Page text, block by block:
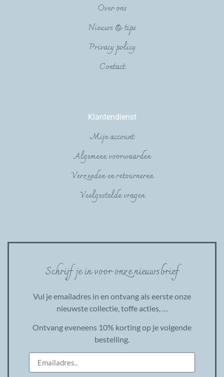
Over ons
Nieuws & tips
Privacy policy
Contact
Klantendienst
Mijn account
Algemene voorwaarden
Verzenden en retourneren
Veelgestelde vragen
Schrijf je in voor onze nieuwsbrief
Vul je emailadres in en ontvang als eerste onze
nieuwste collectie, toffe acties, …
Ontvang eveneens 10% korting op je volgende
bestelling.